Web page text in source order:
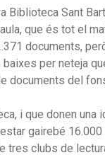
Biblioteca Sant
que és tot el
documents,
per neteja
documents del
i que donen una
gairebé
tres clubs de